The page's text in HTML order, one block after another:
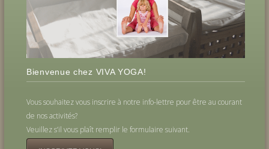
Bienvenue chez VIVA YOGA!
Vous souhaitez vous inscrire à notre info-lettre pour être au courant
de nos activités?
Veuillez s’il vous plaît remplir le formulaire suivant.